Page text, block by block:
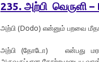
235. அற்பி வெருளி
அற்பி (Dodo) என்னும் பறவை
அற்பி (தோடோ) என்பது